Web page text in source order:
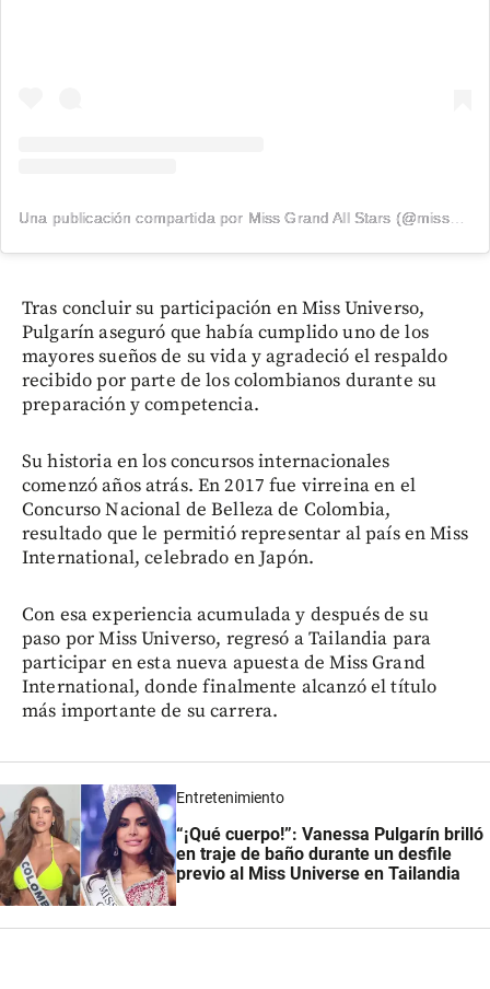
Una publicación compartida por Miss Grand All Stars (@misscolombiau)
Tras concluir su participación en Miss Universo,
Pulgarín aseguró que había cumplido uno de los
mayores sueños de su vida y agradeció el respaldo
recibido por parte de los colombianos durante su
preparación y competencia.
Su historia en los concursos internacionales
comenzó años atrás. En 2017 fue virreina en el
Concurso Nacional de Belleza de Colombia,
resultado que le permitió representar al país en Miss
International, celebrado en Japón.
Con esa experiencia acumulada y después de su
paso por Miss Universo, regresó a Tailandia para
participar en esta nueva apuesta de Miss Grand
International, donde finalmente alcanzó el título
más importante de su carrera.
Entretenimiento
“¡Qué cuerpo!”: Vanessa Pulgarín brilló
en traje de baño durante un desfile
previo al Miss Universe en Tailandia